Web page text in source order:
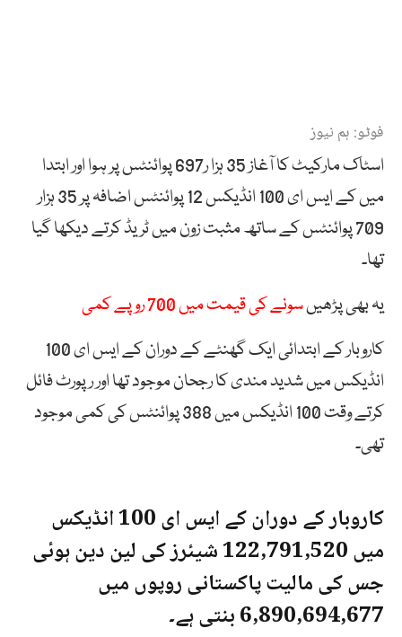
فوٹو: ہم نیوز
اسٹاک مارکیٹ کا آغاز 35 ہزا ر697 پوائنٹس پر ہوا اور ابتدا
میں کے ایس ای 100 انڈیکس 12 پوائنٹس اضافہ پر 35 ہزار
709 پوائنٹس کے ساتھ مثبت زون میں ٹریڈ کرتے دیکھا گیا
تھا۔
یہ بھی پڑھیںسونے کی قیمت میں 700 روپے کمی
کاروبار کے ابتدائی ایک گھنٹے کے دوران کے ایس ای 100
انڈیکس میں شدید مندی کا رجحان موجود تھا اور رپورٹ فائل
کرتے وقت 100 انڈیکس میں 388 پوائنٹس کی کمی موجود
تھی۔
کاروبار کے دوران کے ایس ای 100 انڈیکس
میں 122,791,520 شیئرز کی لین دین ہوئی
جس کی مالیت پاکستانی روپوں میں
6,890,694,677 بنتی ہے۔